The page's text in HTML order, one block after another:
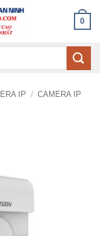
0
IP / CAMERA IP